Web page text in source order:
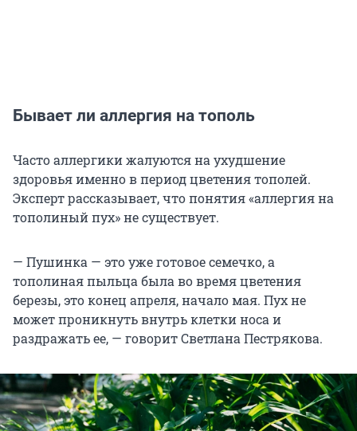
Бывает ли аллергия на тополь
Часто аллергики жалуются на ухудшение
здоровья именно в период цветения тополей.
Эксперт рассказывает, что понятия «аллергия на
тополиный пух» не существует.
— Пушинка — это уже готовое семечко, а
тополиная пыльца была во время цветения
березы, это конец апреля, начало мая. Пух не
может проникнуть внутрь клетки носа и
раздражать ее, — говорит Светлана Пестрякова.